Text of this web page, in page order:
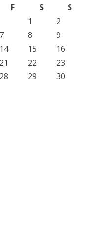
F S
S
1
2
7 8
9
14 15
16
21 22
23
28 29
30